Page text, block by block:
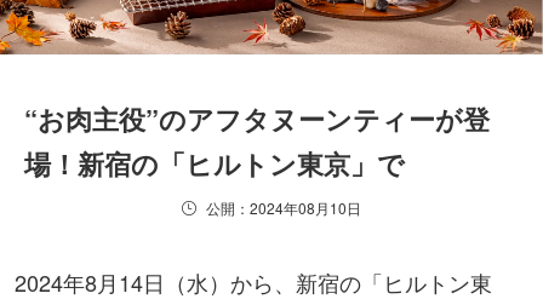
“お肉主役”のアフタヌーンティーが登
場！新宿の「ヒルトン東京」で
公開：2024年08月10日
2024年8月14日（水）から、新宿の「ヒルトン東